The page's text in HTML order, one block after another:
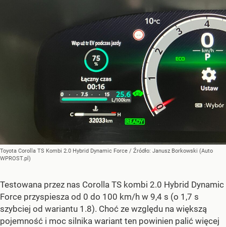
Toyota Corolla TS Kombi 2.0 Hybrid Dynamic Force / Źródło: Janusz Borkowski (Auto
WPROST.pl)
Testowana przez nas Corolla TS kombi 2.0 Hybrid Dynamic
Force przyspiesza od 0 do 100 km/h w 9,4 s (o 1,7 s
szybciej od wariantu 1.8). Choć ze względu na większą
pojemność i moc silnika wariant ten powinien palić więcej